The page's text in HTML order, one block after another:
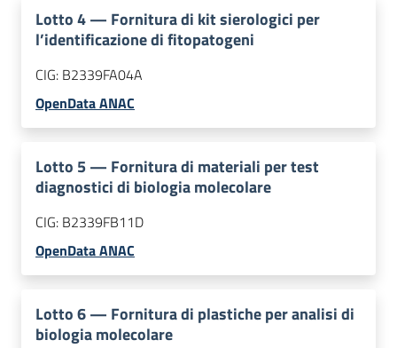
Lotto4— Fornitura di kit sierologici per
l’identificazione di fitopatogeni
CIG: B2339FA04A
OpenData ANAC
Lotto 5— Fornitura di materiali per test
diagnostici di biologia molecolare
CIG: B2339FB11D
OpenData ANAC
Lotto6— Fornitura di plastiche per analisi di
biologia molecolare